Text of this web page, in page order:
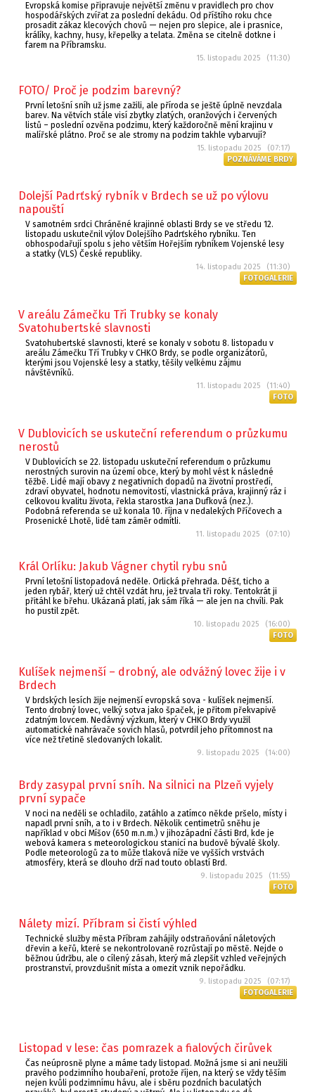
Evropská komise připravuje největší změnu v pravidlech pro chov
hospodářských zvířat za poslední dekádu. Od příštího roku chce
prosadit zákaz klecových chovů — nejen pro slepice, ale i prasnice,
králíky, kachny, husy, křepelky a telata. Změna se citelně dotkne i
farem na Příbramsku.
15. listopadu 2025 (11:30)
FOTO/ Proč je podzim barevný?
První letošní sníh už jsme zažili, ale příroda se ještě úplně nevzdala
barev. Na větvích stále visí zbytky zlatých, oranžových i červených
listů – poslední ozvěna podzimu, který každoročně mění krajinu v
malířské plátno. Proč se ale stromy na podzim takhle vybarvují?
15. listopadu 2025 (07:17)
POZNÁVÁME BRDY
Dolejší Padrťský rybník v Brdech se už po výlovu
napouští
V samotném srdci Chráněné krajinné oblasti Brdy se ve středu 12.
listopadu uskutečnil výlov Dolejšího Padrťského rybníku. Ten
obhospodařují spolu s jeho větším Hořejším rybníkem Vojenské lesy
a statky (VLS) České republiky.
14. listopadu 2025 (11:30)
FOTOGALERIE
V areálu Zámečku Tři Trubky se konaly
Svatohubertské slavnosti
Svatohubertské slavnosti, které se konaly v sobotu 8. listopadu v
areálu Zámečku Tří Trubky v CHKO Brdy, se podle organizátorů,
kterými jsou Vojenské lesy a statky, těšily velkému zájmu
návštěvníků.
11. listopadu 2025 (11:40)
FOTO
V Dublovicích se uskuteční referendum o průzkumu
nerostů
V Dublovicích se 22. listopadu uskuteční referendum o průzkumu
nerostných surovin na území obce, který by mohl vést k následné
těžbě. Lidé mají obavy z negativních dopadů na životní prostředí,
zdraví obyvatel, hodnotu nemovitostí, vlastnická práva, krajinný ráz i
celkovou kvalitu života, řekla starostka Jana Dufková (nez.).
Podobná referenda se už konala 10. října v nedalekých Příčovech a
Prosenické Lhotě, lidé tam záměr odmítli.
11. listopadu 2025 (07:10)
Král Orlíku: Jakub Vágner chytil rybu snů
První letošní listopadová neděle. Orlická přehrada. Déšť, ticho a
jeden rybář, který už chtěl vzdát hru, jež trvala tři roky. Tentokrát ji
přitáhl ke břehu. Ukázaná platí, jak sám říká — ale jen na chvíli. Pak
ho pustil zpět.
10. listopadu 2025 (16:00)
FOTO
Kulíšek nejmenší – drobný, ale odvážný lovec žije i v
Brdech
V brdských lesích žije nejmenší evropská sova - kulíšek nejmenší.
Tento drobný lovec, velký sotva jako špaček, je přitom překvapivě
zdatným lovcem. Nedávný výzkum, který v CHKO Brdy využil
automatické nahrávače sovích hlasů, potvrdil jeho přítomnost na
více než třetině sledovaných lokalit.
9. listopadu 2025 (14:00)
Brdy zasypal první sníh. Na silnici na Plzeň vyjely
první sypače
V noci na neděli se ochladilo, zatáhlo a zatímco někde pršelo, místy i
napadl první sníh, a to i v Brdech. Několik centimetrů sněhu je
například v obci Míšov (650 m.n.m.) v jihozápadní části Brd, kde je
webová kamera s meteorologickou stanicí na budově bývalé školy.
Podle meteorologů za to může tlaková níže ve vyšších vrstvách
atmosféry, která se dlouho drží nad touto oblastí Brd.
9. listopadu 2025 (11:55)
FOTO
Nálety mizí. Příbram si čistí výhled
Technické služby města Příbram zahájily odstraňování náletových
dřevin a keřů, které se nekontrolovaně rozrůstají po městě. Nejde o
běžnou údržbu, ale o cílený zásah, který má zlepšit vzhled veřejných
prostranství, provzdušnit místa a omezit vznik nepořádku.
9. listopadu 2025 (07:17)
FOTOGALERIE
Listopad v lese: čas pomrazek a fialových čirůvek
Čas neúprosně plyne a máme tady listopad. Možná jsme si ani neužili
pravého podzimního houbaření, protože říjen, na který se vždy těším
nejen kvůli podzimnímu hávu, ale i sběru pozdních baculatých